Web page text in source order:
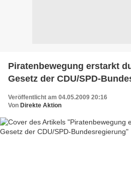
Piratenbewegung erstarkt
Gesetz der CDU/SPD-
Veröffentlicht am 04.05.2009 20:16
Von Direkte Aktion